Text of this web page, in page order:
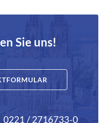
Sie uns!
0221 / 2716733-0